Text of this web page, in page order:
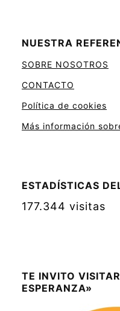
NUESTRA
SOBRE NOSOTROS
CONTACTO
Política de cookies
Más información
ESTADÍSTICAS
177.344 visitas
TE INVITO
ESPERANZA»